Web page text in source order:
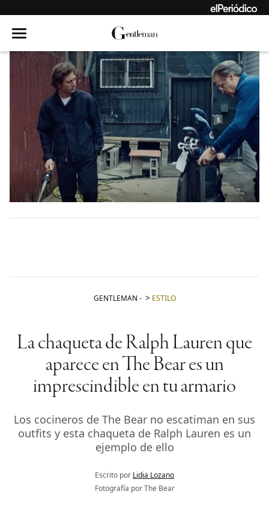
GENTLEMAN - ESTILO
La chaqueta de Ralph Lauren que
aparece en The Bear es un
imprescindible en tu armario
Los cocineros de The Bear no escatiman en sus
outfits y esta chaqueta de Ralph Lauren es un
ejemplo de ello
Escrito por Lidia Lozano
Fotografía por The Bear